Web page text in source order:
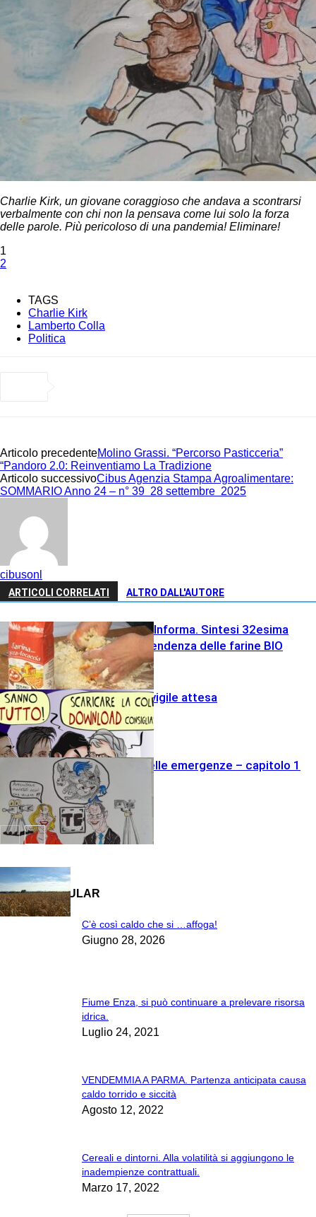
Charlie Kirk, un giovane coraggioso che andava a scontrarsi
verbalmente con chi non la pensava come lui solo la forza
delle parole. Più pericoloso di una pandemia! Eliminare!
1
2
TAGS
Charlie Kirk
Lamberto Colla
Politica
Articolo precedenteMolino Grassi. “Percorso Pasticceria”
“Pandoro 2.0: Reinventiamo La Tradizione
Articolo successivoCibus Agenzia Stampa Agroalimentare:
SOMMARIO Anno 24 – n° 39 28 settembre 2025
cibusonl
ARTICOLI CORRELATI ALTRO DALL'AUTORE
Varie
Molino Grassi Informa. Sintesi 32esima
settimana e tendenza delle farine BIO
satira
Tachipirina e vigile attesa
Politica
Agricola
L’economia delle emergenze – capitolo 1
MOST POPULAR
C’è così caldo che si …affoga!
Giugno 28, 2026
Fiume Enza, si può continuare a prelevare risorsa
idrica.
Luglio 24, 2021
VENDEMMIA A PARMA. Partenza anticipata causa
caldo torrido e siccità
Agosto 12, 2022
Cereali e dintorni. Alla volatilità si aggiungono le
inadempienze contrattuali.
Marzo 17, 2022